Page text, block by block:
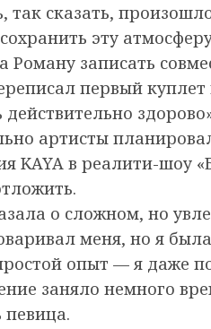
так сказать,
эту
Роману записать
первый
артисты
KAYA в реалити-шоу
о сложном, но
меня, но я
опыт — я даже
заняло немного
певица.